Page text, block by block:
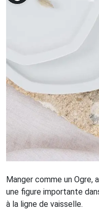
Manger comme un Ogre,
une figure importante
à la ligne de vaisselle.